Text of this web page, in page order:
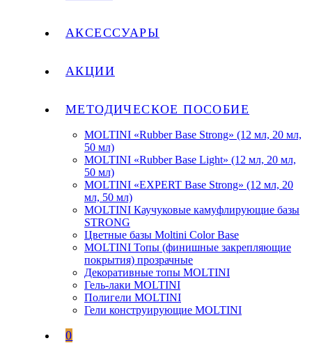
АКСЕССУАРЫ
АКЦИИ
МЕТОДИЧЕСКОЕ ПОСОБИЕ
MOLTINI «Rubber Base Strong» (12 мл, 20 мл,
50 мл)
MOLTINI «Rubber Base Light» (12 мл, 20 мл,
50 мл)
MOLTINI «EXPERT Base Strong» (12 мл, 20
мл, 50 мл)
MOLTINI Каучуковые камуфлирующие базы
STRONG
Цветные базы Moltini Color Base
MOLTINI Топы (финишные закрепляющие
покрытия) прозрачные
Декоративные топы MOLTINI
Гель-лаки MOLTINI
Полигели MOLTINI
Гели конструирующие MOLTINI
0